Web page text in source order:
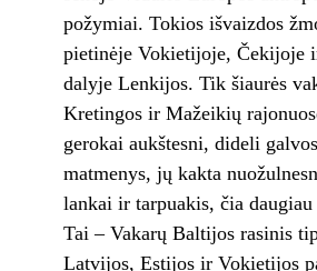
požymiai. Tokios išvaizdos
pietinėje Vokietijoje, Čekijoje
dalyje Lenkijos. Tik šiaurės
Kretingos ir Mažeikių
gerokai aukštesni, dideli
matmenys, jų kakta
lankai ir tarpuakis, čia
Tai – Vakarų Baltijos rasinis
Latvijos, Estijos ir Vokietijos